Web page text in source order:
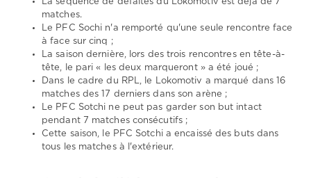
matches.
Le PFC Sochi n'a remporté qu'une seule rencontre face
à face sur cinq ;
La saison dernière, lors des trois rencontres en tête-à-
tête, le pari « les deux marqueront » a été joué ;
Dans le cadre du RPL, le Lokomotiv a marqué dans 16
matches des 17 derniers dans son arène ;
Le PFC Sotchi ne peut pas garder son but intact
pendant 7 matches consécutifs ;
Cette saison, le PFC Sotchi a encaissé des buts dans
tous les matches à l'extérieur.